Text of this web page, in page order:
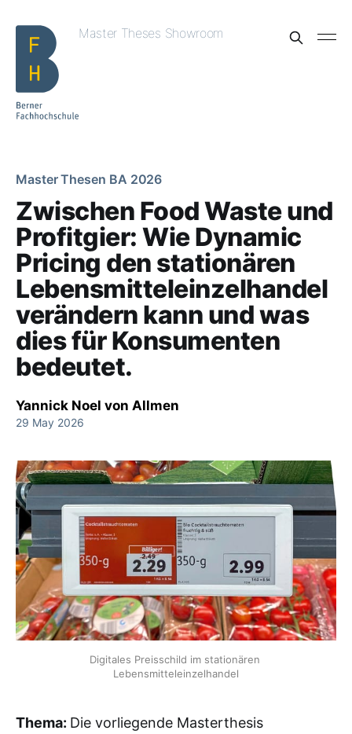
Master Theses Showroom
Master Thesen BA 2026
Zwischen Food Waste und
Profitgier: Wie Dynamic
Pricing den stationären
Lebensmitteleinzelhandel
verändern kann und was
dies für Konsumenten
bedeutet.
Yannick Noel von Allmen
29 May 2026
Digitales Preisschild im stationären
Lebensmitteleinzelhandel
Thema: Die vorliegende Masterthesis